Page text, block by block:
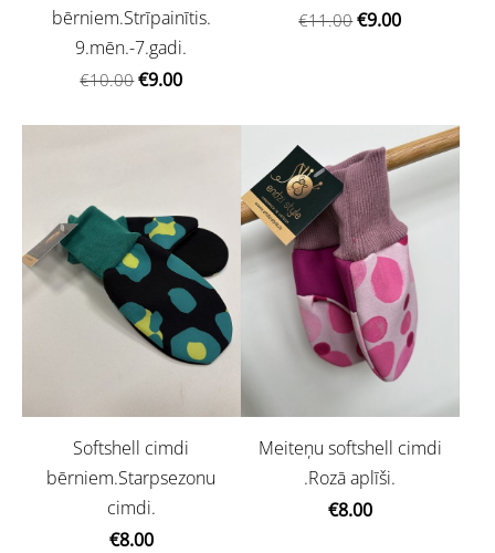
bērniem.Strīpainītis.
9.mēn.-7.gadi.
€10.00 €9.00
€11.00 €9.00
Softshell cimdi
bērniem.Starpsezonu
cimdi.
€8.00
Meiteņu softshell cimdi
.Rozā aplīši.
€8.00